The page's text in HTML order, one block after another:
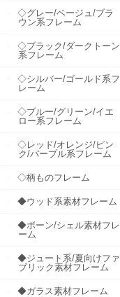
◇グレー/ベージュ/ブラ
ウン系フレーム
◇ブラック/ダークトーン
系フレーム
◇シルバー/ゴールド系フ
レーム
◇ブルー/グリーン/イエ
ロー系フレーム
◇レッド/オレンジ/ピン
ク/パープル系フレーム
◇柄ものフレーム
◆ウッド系素材フレーム
◆ボーン/シェル素材フレ
ーム
◆ジュート系/夏向けファ
ブリック素材フレーム
◆ガラス素材フレーム